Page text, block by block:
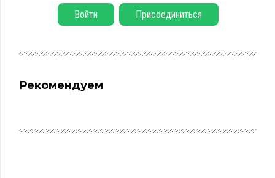
Войти Присоединиться
Рекомендуем